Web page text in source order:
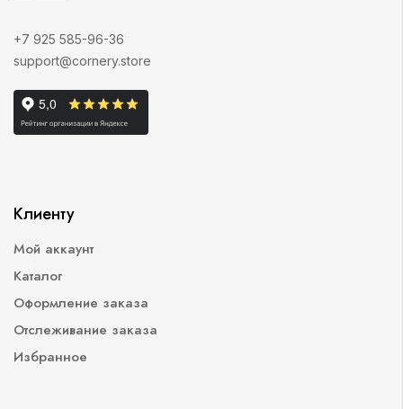
+7 925 585-96-36
support@cornery.store
Клиенту
Мой аккаунт
Каталог
Оформление заказа
Отслеживание заказа
Избранное